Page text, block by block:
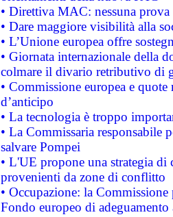
• Direttiva MAC: nessuna
• Dare maggiore visibilità alla
• L’Unione europea offre
• Giornata internazionale della
colmare il divario retributivo di
• Commissione europea e
d’anticipo
• La tecnologia è troppo
• La Commissaria responsabile
salvare Pompei
• L'UE propone una strategia
provenienti da zone di conflitto
• Occupazione: la
Fondo europeo di